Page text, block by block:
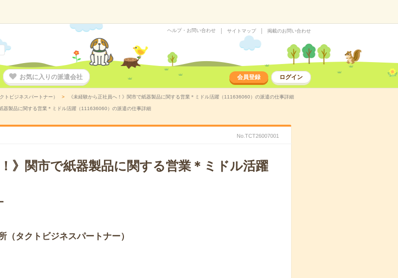
ヘルプ・お問い合わせ サイトマップ 掲載のお問い合わせ
お気に入りの派遣会社 会員登録 ログイン
トビジネスパートナー） 《未経験から正社員へ！》関市で紙器製品に関する営業＊ミドル活躍（111636060）の派遣の仕事詳細
器製品に関する営業＊ミドル活躍（111636060）の派遣の仕事詳細
No.TCT26007001
》関市で紙器製品に関する営業＊ミドル活躍
（タクトビジネスパートナー）